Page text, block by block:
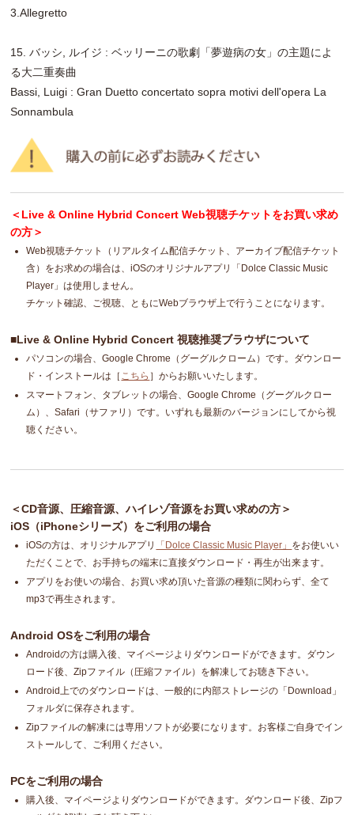
3.Allegretto
15. バッシ, ルイジ : ベッリーニの歌劇「夢遊病の女」の主題によ
る大二重奏曲
Bassi, Luigi : Gran Duetto concertato sopra motivi dell'opera La
Sonnambula
＜Live & Online Hybrid Concert Web視聴チケットをお買い求め
の方＞
Web視聴チケット（リアルタイム配信チケット、アーカイブ配信チケット
含）をお求めの場合は、iOSのオリジナルアプリ「Dolce Classic Music
Player」は使用しません。
チケット確認、ご視聴、ともにWebブラウザ上で行うことになります。
■Live & Online Hybrid Concert 視聴推奨ブラウザについて
パソコンの場合、Google Chrome（グーグルクローム）です。ダウンロー
ド・インストールは［ こちら ］からお願いいたします。
スマートフォン、タブレットの場合、Google Chrome（グーグルクロー
ム）、Safari（サファリ）です。いずれも最新のバージョンにしてから視
聴ください。
＜CD音源、圧縮音源、ハイレゾ音源をお買い求めの方＞
iOS（iPhoneシリーズ）をご利用の場合
iOSの方は、オリジナルアプリ 「Dolce Classic Music Player」 をお使いい
ただくことで、お手持ちの端末に直接ダウンロード・再生が出来ます。
アプリをお使いの場合、お買い求め頂いた音源の種類に関わらず、全て
mp3で再生されます。
Android OSをご利用の場合
Androidの方は購入後、マイページよりダウンロードができます。ダウン
ロード後、Zipファイル（圧縮ファイル）を解凍してお聴き下さい。
Android上でのダウンロードは、一般的に内部ストレージの「Download」
フォルダに保存されます。
Zipファイルの解凍には専用ソフトが必要になります。お客様ご自身でイン
ストールして、ご利用ください。
PCをご利用の場合
購入後、マイページよりダウンロードができます。ダウンロード後、Zipフ